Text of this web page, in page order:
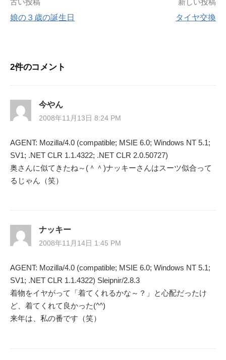
投
ビ
ゲ
ー
シ
ョ
ン
娘の３歳の誕生日
タイヤ交換
2件のコメント
今やん
2008年11月13日 8:24 PM
AGENT: Mozilla/4.0 (compatible; MSIE 6.0; Windows NT 5.1;
SV1; .NET CLR 1.1.4322; .NET CLR 2.0.50727)
奥さんに似てきたね～(＾＾)ナッキーさんはスーツ似合って
るじゃん（笑）
ナッキー
2008年11月14日 1:45 PM
AGENT: Mozilla/4.0 (compatible; MSIE 6.0; Windows NT 5.1;
SV1; .NET CLR 1.1.4322) Sleipnir/2.8.3
着物をイヤがって「着てくれるかな～？」と心配だったけ
ど、着てくれて良かった(^^)
来年は、私の番です（笑）